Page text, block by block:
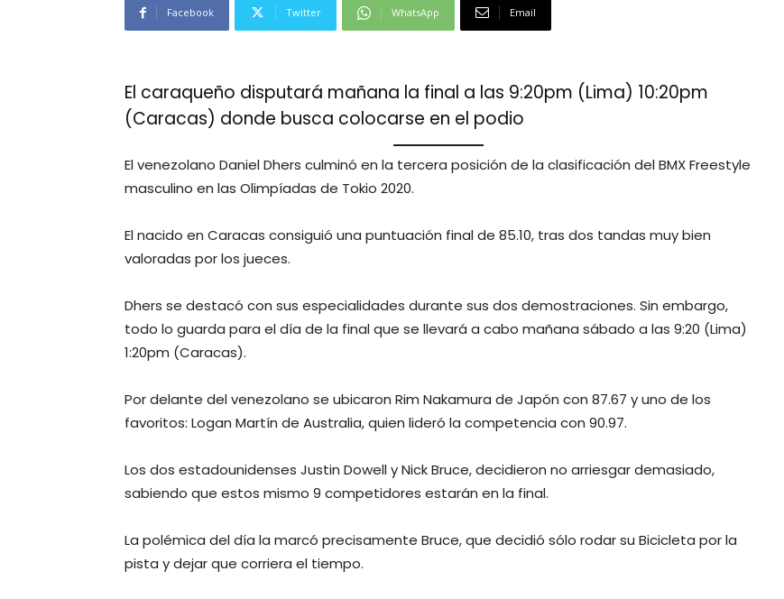
Facebook Twitter WhatsApp Email
El caraqueño disputará mañana la final a las 9:20pm (Lima) 10:20pm
(Caracas) donde busca colocarse en el podio
El venezolano Daniel Dhers culminó en la tercera posición de la clasificación del BMX Freestyle
masculino en las Olimpíadas de Tokio 2020.
El nacido en Caracas consiguió una puntuación final de 85.10, tras dos tandas muy bien
valoradas por los jueces.
Dhers se destacó con sus especialidades durante sus dos demostraciones. Sin embargo,
todo lo guarda para el día de la final que se llevará a cabo mañana sábado a las 9:20 (Lima)
1:20pm (Caracas).
Por delante del venezolano se ubicaron Rim Nakamura de Japón con 87.67 y uno de los
favoritos: Logan Martín de Australia, quien lideró la competencia con 90.97.
Los dos estadounidenses Justin Dowell y Nick Bruce, decidieron no arriesgar demasiado,
sabiendo que estos mismo 9 competidores estarán en la final.
La polémica del día la marcó precisamente Bruce, que decidió sólo rodar su Bicicleta por la
pista y dejar que corriera el tiempo.